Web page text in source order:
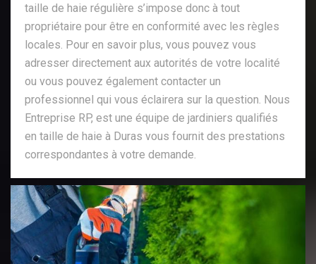
taille de haie régulière s’impose donc à tout
propriétaire pour être en conformité avec les règles
locales. Pour en savoir plus, vous pouvez vous
adresser directement aux autorités de votre localité
ou vous pouvez également contacter un
professionnel qui vous éclairera sur la question. Nous
Entreprise RP, est une équipe de jardiniers qualifiés
en taille de haie à Duras vous fournit des prestations
correspondantes à votre demande.